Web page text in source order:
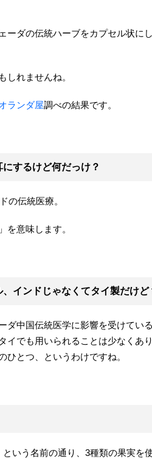
ーダの伝統ハーブをカプセル状に
れませんね。
ランダ屋調べの結果です。
するけど何だっけ？
の伝統医療。
を意味します。
インドじゃなくてタイ製だけど
ダ中国伝統医学に影響を受けてい
イでも用いられることは少なくあ
ひとつ、というわけですね。
いう名前の通り、3種類の果実を